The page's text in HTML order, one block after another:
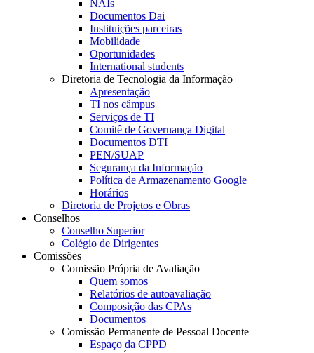
NAIs
Documentos Dai
Instituições parceiras
Mobilidade
Oportunidades
International students
Diretoria de Tecnologia da Informação
Apresentação
TI nos câmpus
Serviços de TI
Comitê de Governança Digital
Documentos DTI
PEN/SUAP
Segurança da Informação
Política de Armazenamento Google
Horários
Diretoria de Projetos e Obras
Conselhos
Conselho Superior
Colégio de Dirigentes
Comissões
Comissão Própria de Avaliação
Quem somos
Relatórios de autoavaliação
Composição das CPAs
Documentos
Comissão Permanente de Pessoal Docente
Espaço da CPPD